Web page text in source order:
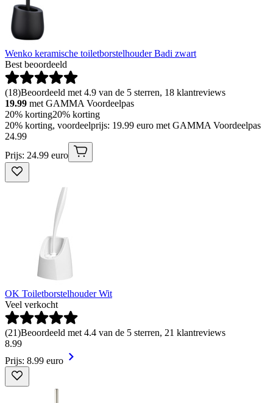
Wenko keramische toiletborstelhouder Badi zwart
Best beoordeeld
(18)Beoordeeld met 4.9 van de 5 sterren, 18 klantreviews
19.99 met GAMMA Voordeelpas
20% korting20% korting
20% korting, voordeelprijs: 19.99 euro met GAMMA Voordeelpas
24.99
Prijs: 24.99 euro
OK Toiletborstelhouder Wit
Veel verkocht
(21)Beoordeeld met 4.4 van de 5 sterren, 21 klantreviews
8.99
Prijs: 8.99 euro